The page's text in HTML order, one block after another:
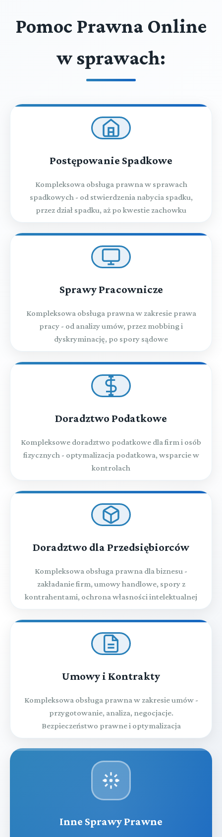
Pomoc Prawna Online
w sprawach:
Postępowanie Spadkowe
Kompleksowa obsługa prawna w sprawach
spadkowych - od stwierdzenia nabycia spadku,
przez dział spadku, aż po kwestie zachowku
Sprawy Pracownicze
Kompleksowa obsługa prawna w zakresie prawa
pracy - od analizy umów, przez mobbing i
dyskryminację, po spory sądowe
Doradztwo Podatkowe
Kompleksowe doradztwo podatkowe dla firm i osób
fizycznych - optymalizacja podatkowa, wsparcie w
kontrolach
Doradztwo dla Przedsiębiorców
Kompleksowa obsługa prawna dla biznesu -
zakładanie firm, umowy handlowe, spory z
kontrahentami, ochrona własności intelektualnej
Umowy i Kontrakty
Kompleksowa obsługa prawna w zakresie umów -
przygotowanie, analiza, negocjacje.
Bezpieczeństwo prawne i optymalizacja
Inne Sprawy Prawne